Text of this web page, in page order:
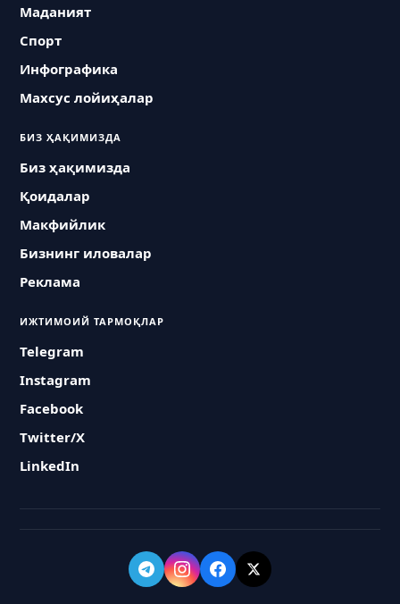
Маданият
Спорт
Инфографика
Махсус лойиҳалар
БИЗ ҲАҚИМИЗДА
Биз ҳақимизда
Қоидалар
Макфийлик
Бизнинг иловалар
Реклама
ИЖТИМОИЙ ТАРМОҚЛАР
Telegram
Instagram
Facebook
Twitter/X
LinkedIn